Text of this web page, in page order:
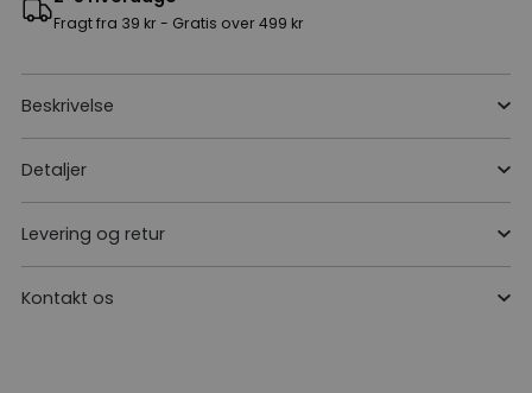
Fragt fra 39 kr - Gratis over 499 kr
Beskrivelse
Detaljer
Levering og retur
Kontakt os